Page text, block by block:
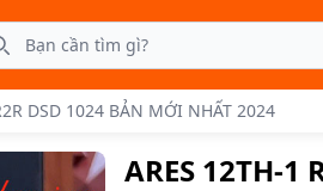
DSD 1024 BẢN MỚI NHẤT 2024
ARES 12TH-1